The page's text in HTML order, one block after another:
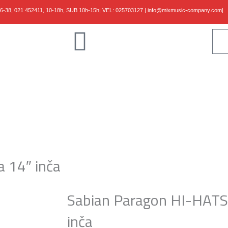
38,021 452411, 10-18h, SUB 10h-15h| VEL:025703127 |info@mixmusic-company.com|
14″ inča
Sabian Paragon HI-
inča